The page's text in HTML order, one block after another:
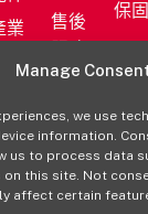
Manage
we use
information.
us to process data
on this site. Not
affect certain
業
售後
服務
新聞
發佈
室
經銷
通路
保